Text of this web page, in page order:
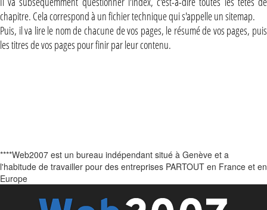
chapitre. Cela correspond à un fichier technique qui s'appelle un sitemap.
Puis, il va lire le nom de chacune de vos pages, le résumé de vos pages, puis
les titres de vos pages pour finir par leur contenu.
****Web2007 est un bureau indépendant situé à Genève et a
l'habitude de travailler pour des entreprises PARTOUT en France et en
Europe